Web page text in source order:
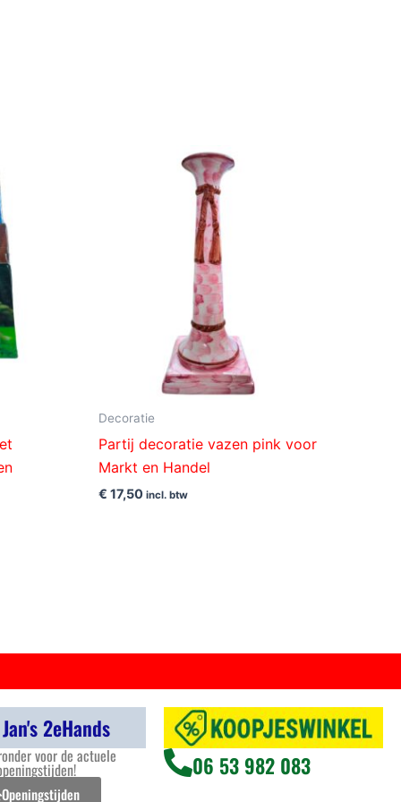
Decoratie
Partij decoratie vazen pink voor
Markt en Handel
€ 17,50 incl. btw
2eHands
voor de actuele
Openingstijden
06 53 982 083